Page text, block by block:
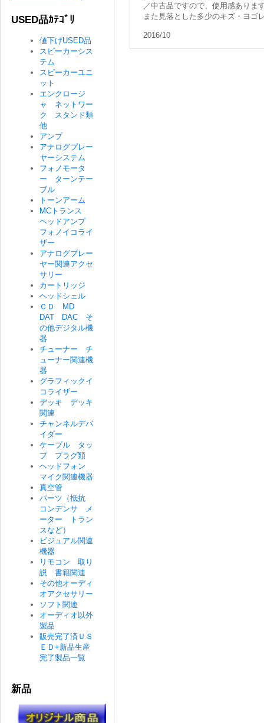
／中古品ですので、使用感ありま
また見落とした多少のキズ・ヨゴ
2016/10
USED品ｶﾃｺﾞﾘ
値下げUSED品
スピーカーシス
テム
スピーカーユニ
ット
エンクロージ
ャ ネットワー
ク スタンド類
他
アンプ
アナログプレー
ヤーシステム
フォノモータ
ー ターンテー
ブル
トーンアーム
MCトランス
ヘッドアンプ
フォノイコライ
ザー
アナログプレー
ヤー関連アクセ
サリー
カートリッジ
ヘッドシェル
ＣＤ MD
DAT DAC そ
の他デジタル機
器
チューナー チ
ューナー関連機
器
グラフィックイ
コライザー
デッキ デッキ
関連
チャンネルデバ
イダー
ケーブル タッ
プ プラグ類
ヘッドフォン
マイク関連機器
真空管
パーツ（抵抗
コンデンサ メ
ーター トラン
スなど）
ビジュアル関連
機器
リモコン 取り
説 書籍関連
その他オーディ
オアクセサリー
ソフト関連
オーディオ以外
製品
販売完了済ＵＳ
ＥＤ+新品生産
完了製品一覧
新品